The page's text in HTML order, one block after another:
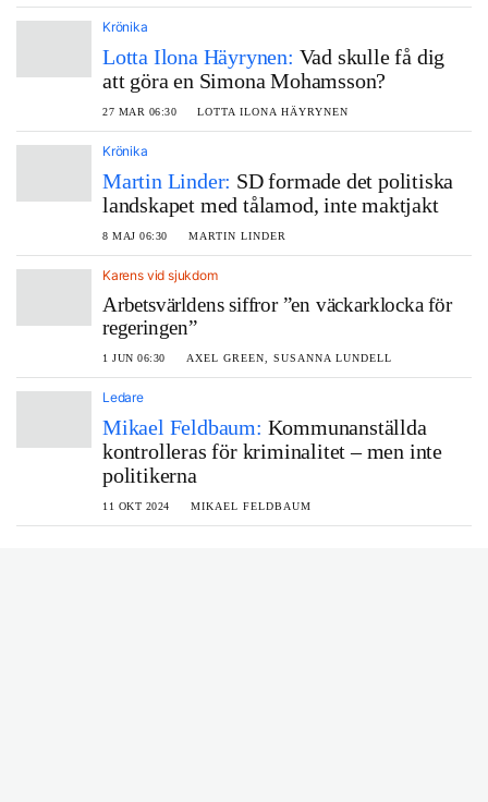
Krönika
Lotta Ilona Häyrynen: Vad skulle få dig
att göra en Simona Mohamsson?
27 MAR 06:30 LOTTA ILONA HÄYRYNEN
Krönika
Martin Linder: SD formade det politiska
landskapet med tålamod, inte maktjakt
8 MAJ 06:30 MARTIN LINDER
Karens vid sjukdom
Arbetsvärldens siffror ”en väckarklocka för
regeringen”
1 JUN 06:30 AXEL GREEN, SUSANNA LUNDELL
Ledare
Mikael Feldbaum: Kommunanställda
kontrolleras för kriminalitet – men inte
politikerna
11 OKT 2024 MIKAEL FELDBAUM